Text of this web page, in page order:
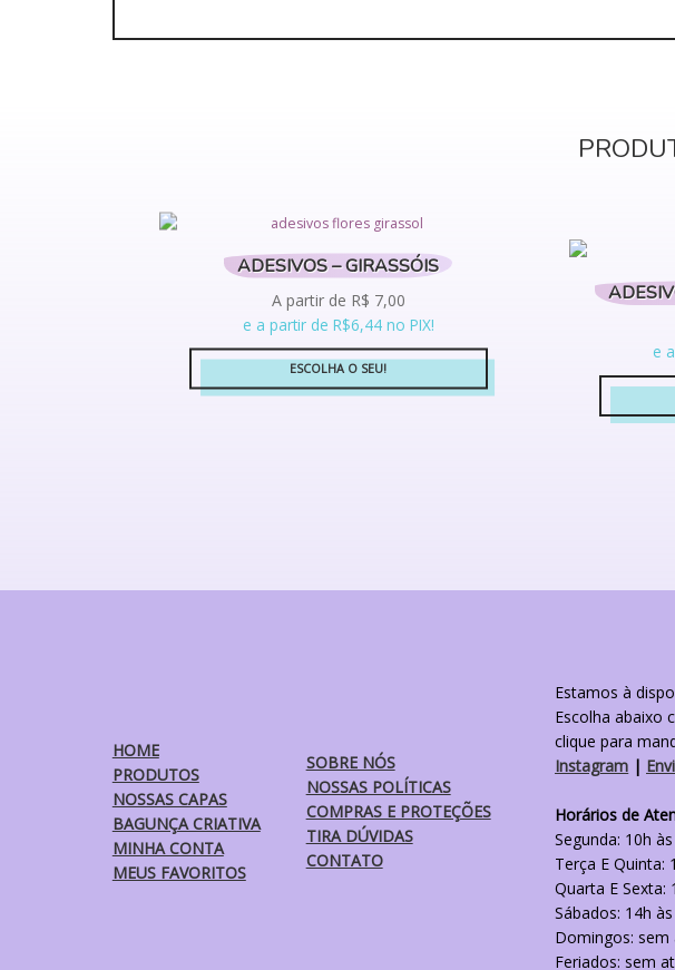
ADESIVOS – GIRASSÓIS
A partir de R$ 7,00
e a partir de R$6,44 no PIX!
ESCOLHA O SEU!
Este
escolhidas
e
HOME
PRODUTOS
NOSSAS CAPAS
BAGUNÇA CRIATIVA
MINHA CONTA
MEUS FAVORITOS
SOBRE NÓS
NOSSAS POLÍTICAS
COMPRAS E PROTEÇÕES
TIRA DÚVIDAS
CONTATO
Estamos à
Escolha abaixo
clique para
Instagram |
Horários de
Segunda: 10h
Terça E Quinta:
Quarta E Sexta:
Sábados: 14h
Domingos:
Feriados: sem